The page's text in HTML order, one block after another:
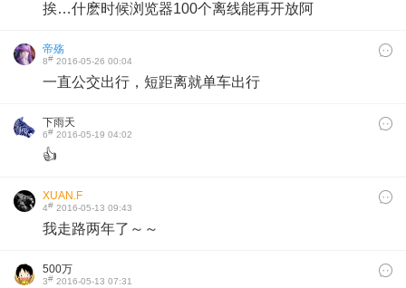
挨…什麽时候浏览器100个离线能再开放阿
帝殇
8# 2016-05-26 00:04
一直公交出行，短距离就单车出行
下雨天
6# 2016-05-19 04:02
👍
XUAN.F
4# 2016-05-13 09:43
我走路两年了～～
500万
3# 2016-05-13 07:31